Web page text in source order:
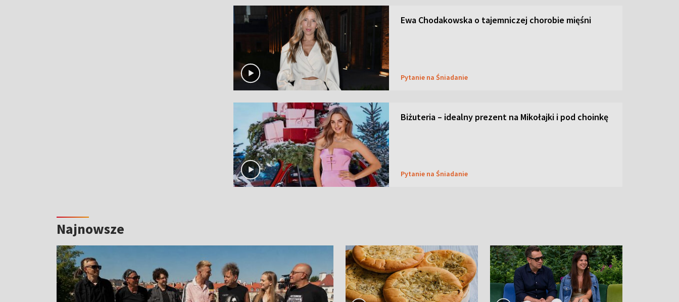
Ewa Chodakowska o tajemniczej chorobie mięśni
Pytanie na Śniadanie
Biżuteria – idealny prezent na Mikołajki i pod choinkę
Pytanie na Śniadanie
Najnowsze